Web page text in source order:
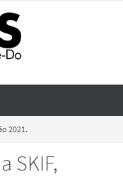
2021.
SKIF,